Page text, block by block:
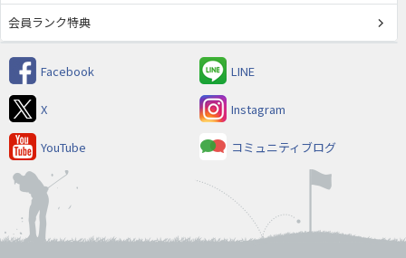
会員ランク特典
Facebook LINE
X Instagram
YouTube コミュニティブログ